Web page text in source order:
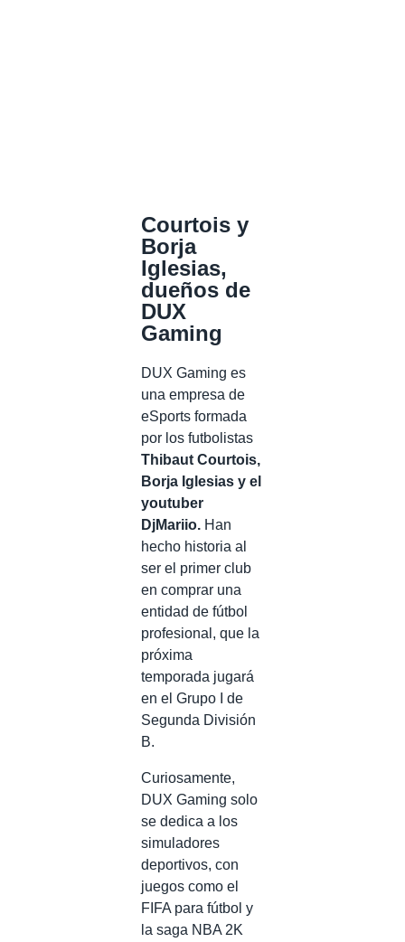
Courtois y
Borja
Iglesias,
dueños de
DUX
Gaming
DUX Gaming es
una empresa de
eSports formada
por los futbolistas
Thibaut Courtois,
Borja Iglesias y el
youtuber
DjMariio. Han
hecho historia al
ser el primer club
en comprar una
entidad de fútbol
profesional, que la
próxima
temporada jugará
en el Grupo I de
Segunda División
B.
Curiosamente,
DUX Gaming solo
se dedica a los
simuladores
deportivos, con
juegos como el
FIFA para fútbol y
la saga NBA 2K